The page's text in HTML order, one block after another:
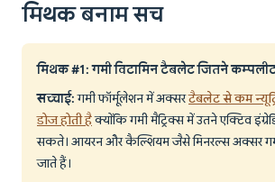
मिथक बनाम सच
मिथक #1: गमी विटामिन टैबलेट जितने
सच्चाई:गमी फॉर्मूलेशन में अक्सरटैबलेट से कम
डोज होती हैक्योंकि गमी मैट्रिक्स में उतने एक्टिव
सकते। आयरन और कैल्शियम जैसे मिनरल्स अक्सर
जाते हैं।